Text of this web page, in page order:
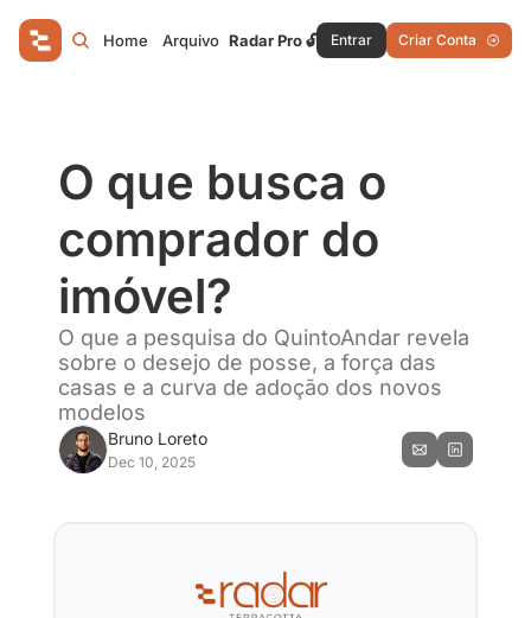
Home Arquivo Radar Pro 🔓 Entrar Criar Conta
O que busca o
comprador do
imóvel?
O que a pesquisa do QuintoAndar revela
sobre o desejo de posse, a força das
casas e a curva de adoção dos novos
modelos
Bruno Loreto
Dec 10, 2025